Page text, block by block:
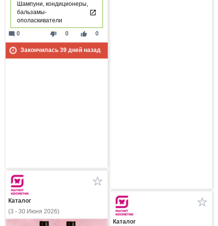
Шампуни, кондиционеры,
бальзамы-
ополаскиватели
thumb_down 0 thumb_up 0
mode_comment 0
Закончилась 39дней назад
Каталог
(3 - 30 Июня 2026)
Каталог